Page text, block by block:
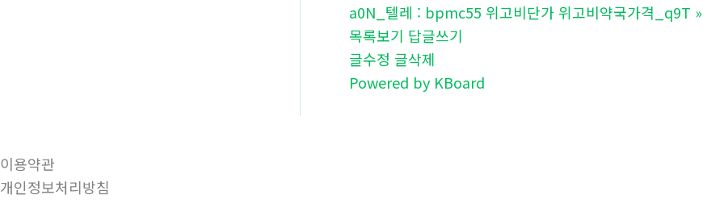
a0N_텔레 : bpmc55 위고비단가 위고비약국가격_q9T »
목록보기 답글쓰기
글수정 글삭제
Powered by KBoard
이용약관
개인정보처리방침